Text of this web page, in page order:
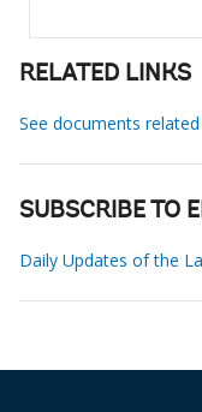
RELATED LINKS
See documents
SUBSCRIBE TO
Daily Updates of the